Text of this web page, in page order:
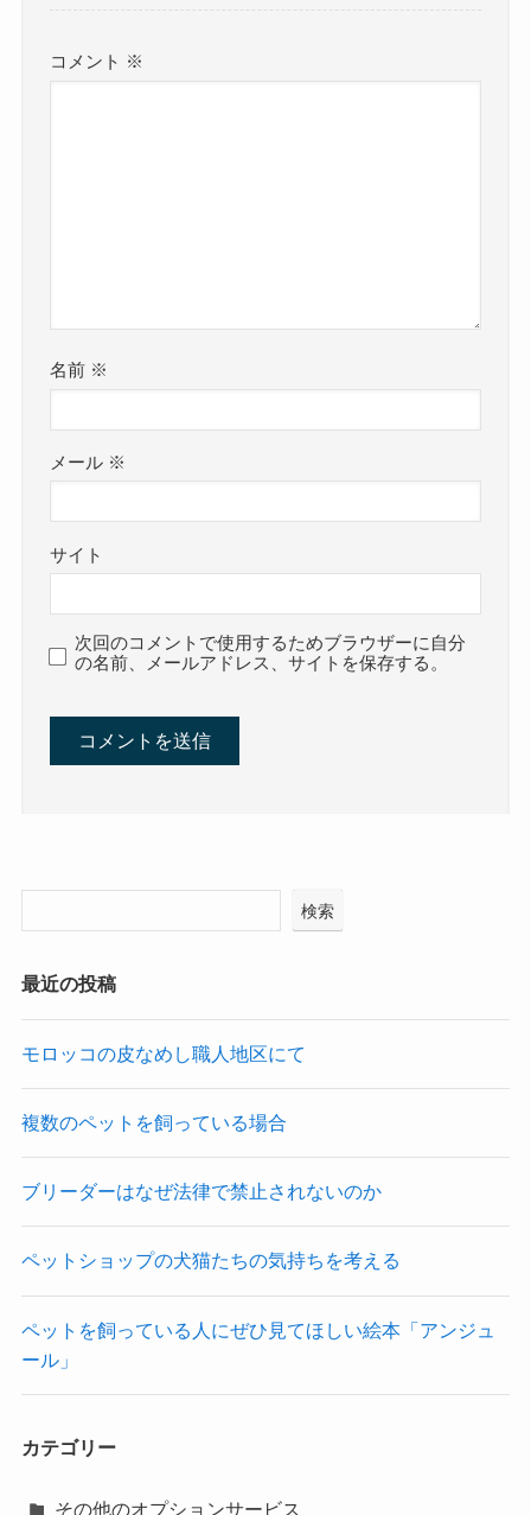
コメント ※
名前 ※
メール ※
サイト
次回のコメントで使用するためブラウザーに自分
の名前、メールアドレス、サイトを保存する。
検索
最近の投稿
モロッコの皮なめし職人地区にて
複数のペットを飼っている場合
ブリーダーはなぜ法律で禁止されないのか
ペットショップの犬猫たちの気持ちを考える
ペットを飼っている人にぜひ見てほしい絵本「アンジュ
ール」
カテゴリー
その他のオプションサービス